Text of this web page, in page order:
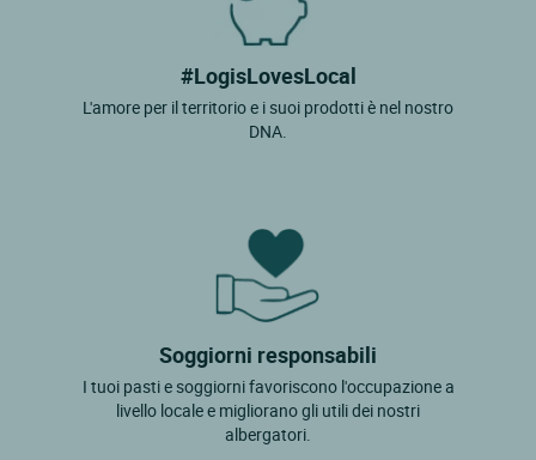
#LogisLovesLocal
L'amore per il territorio e i suoi prodotti è nel nostro
DNA.
Soggiorni responsabili
I tuoi pasti e soggiorni favoriscono l'occupazione a
livello locale e migliorano gli utili dei nostri
albergatori.